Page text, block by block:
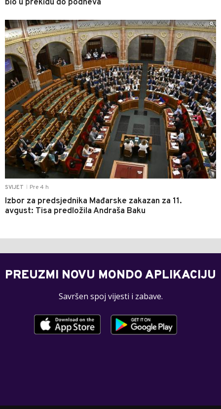
bio u prekidu do podneva
SVIJET Pre 4 h
Izbor za predsjednika Mađarske zakazan za 11.
avgust: Tisa predložila Andraša Baku
0
PREUZMI NOVU MONDO APLIKACIJU
Savršen spoj vijesti i zabave.